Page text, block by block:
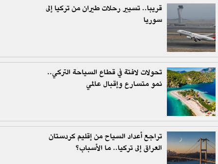
قريبا.. تسيير رحلات طيران من تركيا إلى
سوريا
تحولات لافتة في قطاع السياحة التركي..
نمو متسارع وإقبال عالمي
تراجع أعداد السياح من إقليم كردستان
العراق إلى تركيا.. ما الأسباب؟